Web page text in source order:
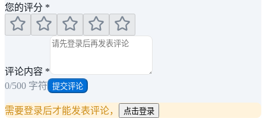
您的评分 *
评论内容 *
0/500 字符 提交评论
需要登录后才能发表评论， 点击登录